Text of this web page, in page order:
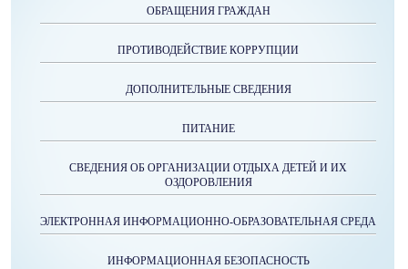
ОБРАЩЕНИЯ ГРАЖДАН
ПРОТИВОДЕЙСТВИЕ КОРРУПЦИИ
ДОПОЛНИТЕЛЬНЫЕ СВЕДЕНИЯ
ПИТАНИЕ
СВЕДЕНИЯ ОБ ОРГАНИЗАЦИИ ОТДЫХА ДЕТЕЙ И ИХ
ОЗДОРОВЛЕНИЯ
ЭЛЕКТРОННАЯ ИНФОРМАЦИОННО-ОБРАЗОВАТЕЛЬНАЯ СРЕДА
ИНФОРМАЦИОННАЯ БЕЗОПАСНОСТЬ